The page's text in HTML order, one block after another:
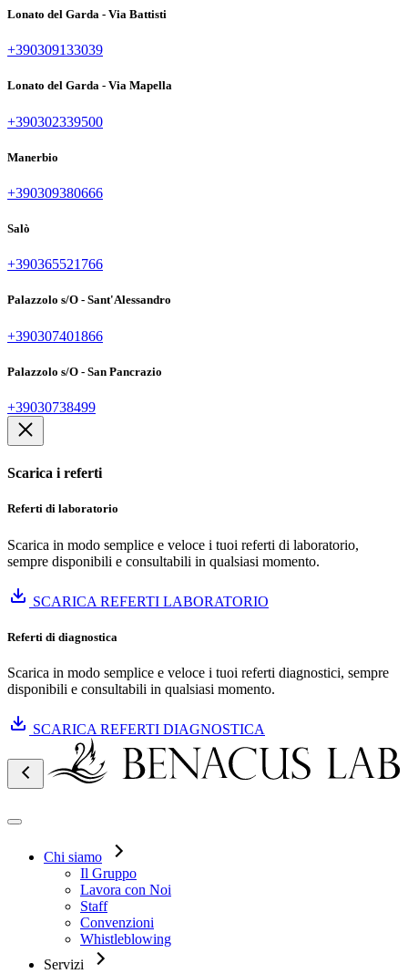
Lonato del Garda - Via Battisti
+390309133039
Lonato del Garda - Via Mapella
+390302339500
Manerbio
+390309380666
Salò
+390365521766
Palazzolo s/O - Sant'Alessandro
+390307401866
Palazzolo s/O - San Pancrazio
+39030738499
Scarica i referti
Referti di laboratorio
Scarica in modo semplice e veloce i tuoi referti di laboratorio,
sempre disponibili e consultabili in qualsiasi momento.
SCARICA REFERTI LABORATORIO
Referti di diagnostica
Scarica in modo semplice e veloce i tuoi referti diagnostici, sempre
disponibili e consultabili in qualsiasi momento.
SCARICA REFERTI DIAGNOSTICA
Chi siamo
Il Gruppo
Lavora con Noi
Staff
Convenzioni
Whistleblowing
Servizi